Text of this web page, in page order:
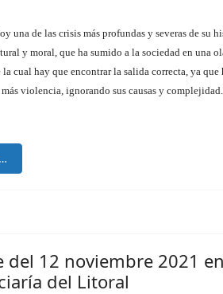
una de las crisis más profundas y severas de su
y moral, que ha sumido a la sociedad en una
la cual hay que encontrar la salida correcta, ya
violencia, ignorando sus causas y complejidad.
del 12 noviembre 2021 en
del Litoral